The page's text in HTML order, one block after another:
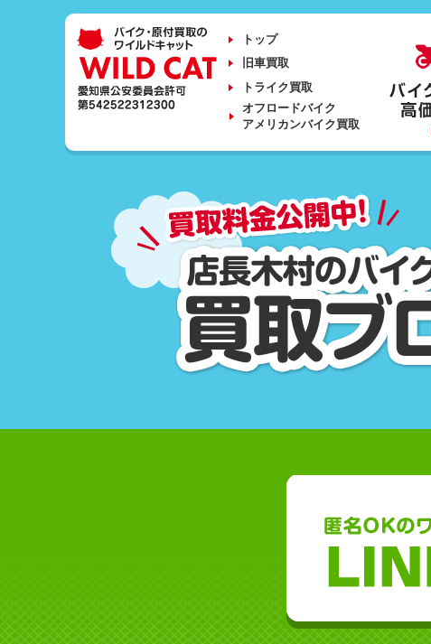
トップ
旧車買取
トライク買取
オフロードバイク
アメリカンバイク買取